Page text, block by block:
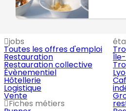
jobs
Toutes les offres d'emploi
Restauration
Restauration collective
Évènementiel
Hôtellerie
Logistique
Vente
Fiches métiers